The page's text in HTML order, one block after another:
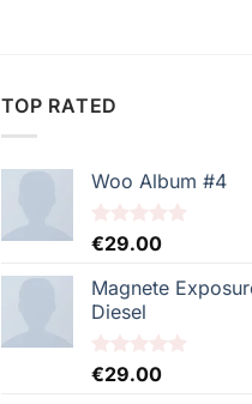
TOP RATED
Woo Album #4
Note5.00
€29.00
Magnete
Diesel
Note5.00
€29.00